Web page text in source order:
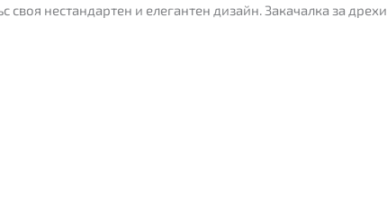
нестандартен и елегантен дизайн. Закачалка за дрехи